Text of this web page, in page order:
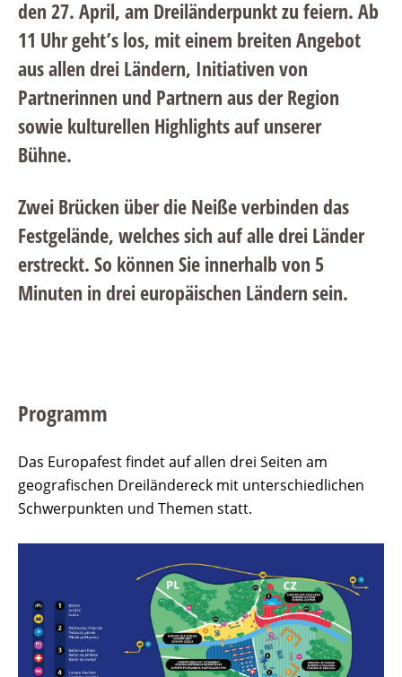
den 27. April, am Dreiländerpunkt zu feiern. Ab
11 Uhr geht’s los, mit einem breiten Angebot
aus allen drei Ländern, Initiativen von
Partnerinnen und Partnern aus der Region
sowie kulturellen Highlights auf unserer
Bühne.
Zwei Brücken über die Neiße verbinden das
Festgelände, welches sich auf alle drei Länder
erstreckt. So können Sie innerhalb von 5
Minuten in drei europäischen Ländern sein.
Programm
Das Europafest findet auf allen drei Seiten am
geografischen Dreiländereck mit unterschiedlichen
Schwerpunkten und Themen statt.